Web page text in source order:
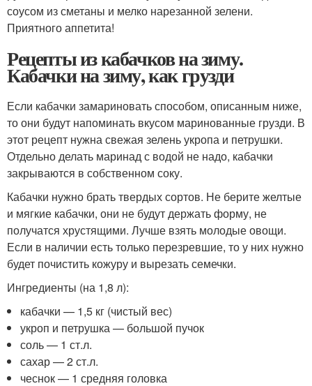
соусом из сметаны и мелко нарезанной зелени.
Приятного аппетита!
Рецепты из кабачков на зиму.
Кабачки на зиму, как грузди
Если кабачки замариновать способом, описанным ниже,
то они будут напоминать вкусом маринованные грузди. В
этот рецепт нужна свежая зелень укропа и петрушки.
Отдельно делать маринад с водой не надо, кабачки
закрываются в собственном соку.
Кабачки нужно брать твердых сортов. Не берите желтые
и мягкие кабачки, они не будут держать форму, не
получатся хрустящими. Лучше взять молодые овощи.
Если в наличии есть только перезревшие, то у них нужно
будет почистить кожуру и вырезать семечки.
Ингредиенты (на 1,8 л):
кабачки — 1,5 кг (чистый вес)
укроп и петрушка — большой пучок
соль — 1 ст.л.
сахар — 2 ст.л.
чеснок — 1 средняя головка